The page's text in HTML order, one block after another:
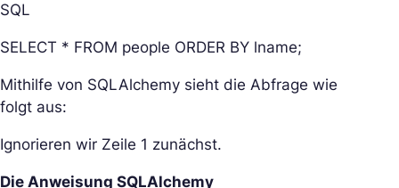
SQL
SELECT * FROM people ORDER BY lname;
Mithilfe von SQLAlchemy sieht die Abfrage wie
folgt aus:
Ignorieren wir Zeile 1 zunächst.
Die Anweisung SQLAlchemy